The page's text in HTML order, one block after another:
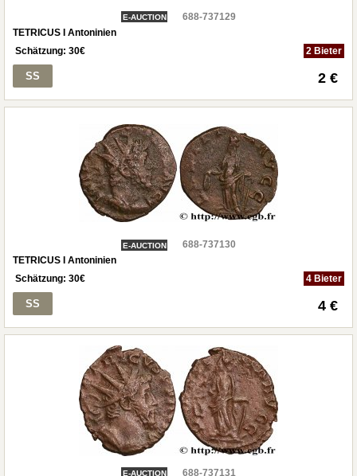
E-AUCTION
688-737129
TETRICUS I Antoninien
Schätzung: 30€ 2 Bieter
SS 2 €
E-AUCTION
688-737130
TETRICUS I Antoninien
Schätzung: 30€ 4 Bieter
SS 4 €
E-AUCTION 688-737131